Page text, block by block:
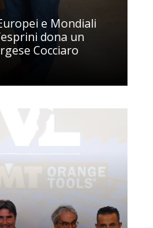
e Mondiali
dona un
Cocciaro